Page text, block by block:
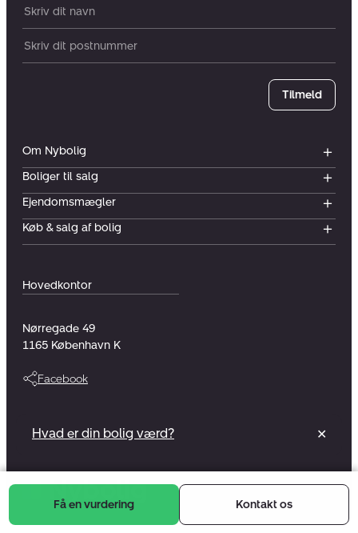
Få en vurdering Kontakt os
Hovedkontor
Nørregade 49
1165 København K
Facebook
Om Nybolig
Boliger til salg
Ejendomsmægler
Køb & salg af bolig
Dit navn:
Postnummer
Tilmeld
Vi er en del af et foreningsejet selskab
Læs mere
Hvad er din bolig værd? ✕